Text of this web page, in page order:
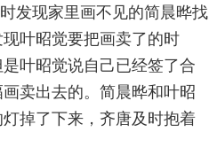
发现家里画不见的简晨晔找
叶昭觉要把画卖了的时
叶昭觉说自己已经签了合
卖出去的。简晨晔和叶昭
掉了下来，齐唐及时抱着